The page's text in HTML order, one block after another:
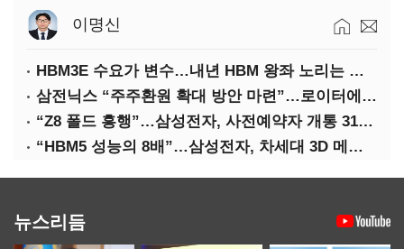
이명신
HBM3E 수요가 변수…내년 HBM 왕좌 노리는 삼성
삼전닉스 “주주환원 확대 방안 마련”…로이터에 성명 보내
“Z8 폴드 흥행”…삼성전자, 사전예약자 개통 31일까지 연장
“HBM5 성능의 8배”…삼성전자, 차세대 3D 메모리 ‘zHBM’ 공개
뉴스리듬